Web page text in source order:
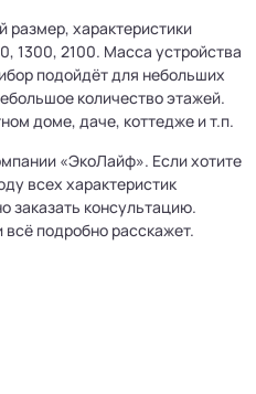
характеристики
2100. Масса устройства
подойдёт для небольших
количество этажей.
доме, даче, коттедже и т.п.
«ЭкоЛайф». Если хотите
всех характеристик
заказать консультацию.
подробно расскажет.